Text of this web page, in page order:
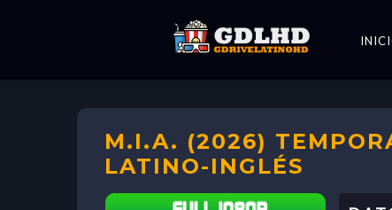
M.I.A. (2026)
LATINO-INGLÉS